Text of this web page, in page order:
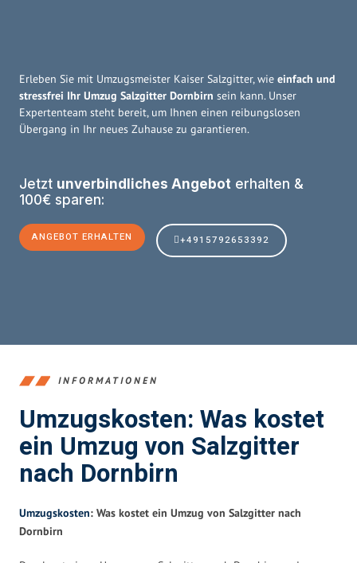
Erleben Sie mit Umzugsmeister Kaiser Salzgitter, wie einfach und
stressfrei Ihr Umzug Salzgitter Dornbirn sein kann. Unser
Expertenteam steht bereit, um Ihnen einen reibungslosen
Übergang in Ihr neues Zuhause zu garantieren.
Jetzt unverbindliches Angebot erhalten &
100€ sparen:
ANGEBOT ERHALTEN +4915792653392
INFORMATIONEN
Umzugskosten: Was kostet
ein Umzug von Salzgitter
nach Dornbirn
Umzugskosten: Was kostet ein Umzug von Salzgitter nach
Dornbirn